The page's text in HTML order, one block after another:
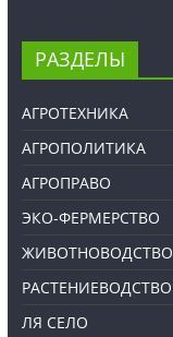
РАЗДЕЛЫ
АГРОТЕХНИКА
АГРОПОЛИТИКА
АГРОПРАВО
ЭКО-ФЕРМЕРСТВО
ЖИВОТНОВОДСТВО
РАСТЕНИЕВОДСТВО
ЛЯ СЕЛО